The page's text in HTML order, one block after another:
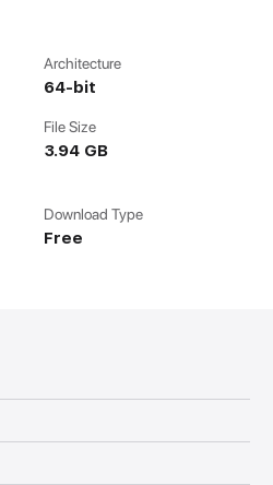
Architecture
64-bit
File Size
3.94 GB
Download Type
Free